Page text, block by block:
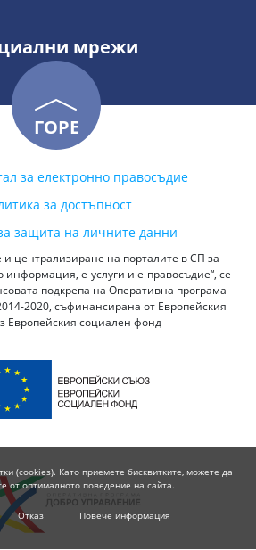
мрежи
ГОРЕ
за електронно правосъдие
за достъпност
защита на личните данни
и централизиране на порталите в СП за
информация, е-услуги и е-правосъдие“, се
подкрепа на Оперативна програма
2020, съфинансирана от Европейския
Европейския социален фонд
(cookies). Като приемете бисквитките, можете да
от оптималното поведение на сайта.
Отказ Повече информация